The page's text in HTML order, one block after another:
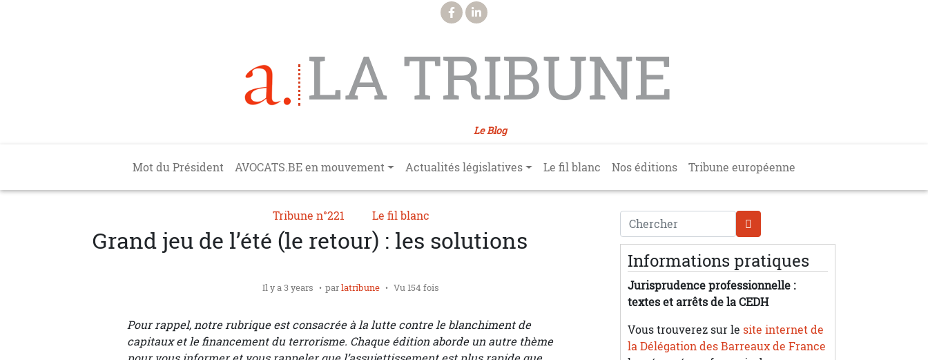
LA TRIBUNE
Le Blog
Main navigation
Mot du Président AVOCATS.BE en mouvement Actualités législatives Le fil blanc Nos éditions Tribune européenne
Tribune n°221 Le fil blanc
Grand jeu de l’été (le retour) : les solutions
Il y a 3 years parlatribune Vu 154 fois
Pour rappel, notre rubrique est consacrée à la lutte contre le blanchiment de
capitaux et le financement du terrorisme. Chaque édition aborde un autre thème
Chercher
Informations pratiques
Jurisprudence professionnelle :
textes et arrêts de la CEDH
Vous trouverez sur le site internet de
la Délégation des Barreaux de France